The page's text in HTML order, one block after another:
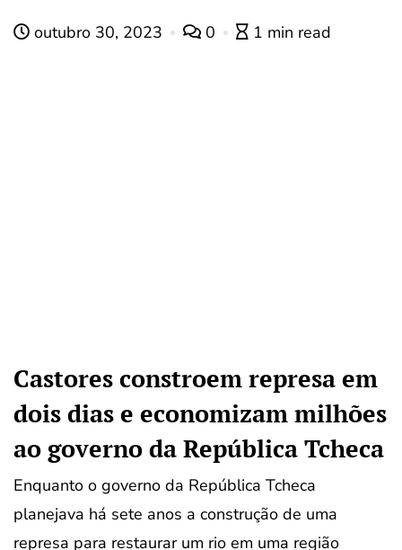
outubro 30, 2023 0 1 min read
Castores constroem represa em
dois dias e economizam milhões
ao governo da República Tcheca
Enquanto o governo da República Tcheca
planejava há sete anos a construção de uma
represa para restaurar um rio em uma região